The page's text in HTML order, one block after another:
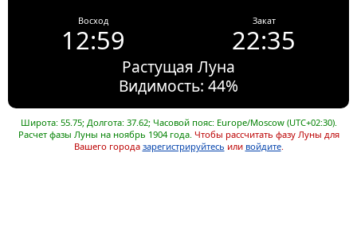
Восход
12:59
Закат
22:35
Растущая Луна
Видимость: 44%
Широта: 55.75; Долгота: 37.62; Часовой пояс: Europe/Moscow (UTC+02:30).
Расчет фазы Луны на ноябрь 1904 года. Чтобы рассчитать фазу Луны для
Вашего города зарегистрируйтесь или войдите.